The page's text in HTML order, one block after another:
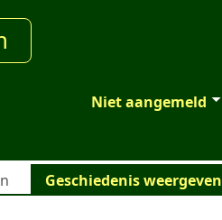
Niet aangemeld
Geschiedenis weergeven